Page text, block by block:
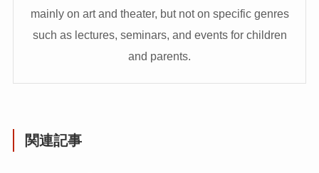
mainly on art and theater, but not on specific genres
such as lectures, seminars, and events for children
and parents.
関連記事